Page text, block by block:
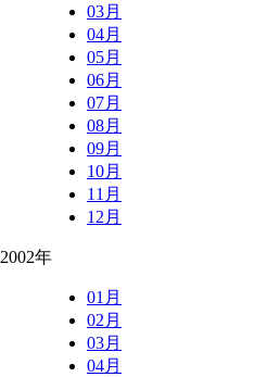
03月
04月
05月
06月
07月
08月
09月
10月
11月
12月
2002年
01月
02月
03月
04月